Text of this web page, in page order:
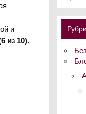
и
из 10).